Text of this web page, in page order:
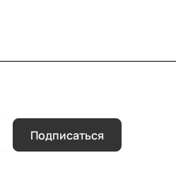
Подписаться